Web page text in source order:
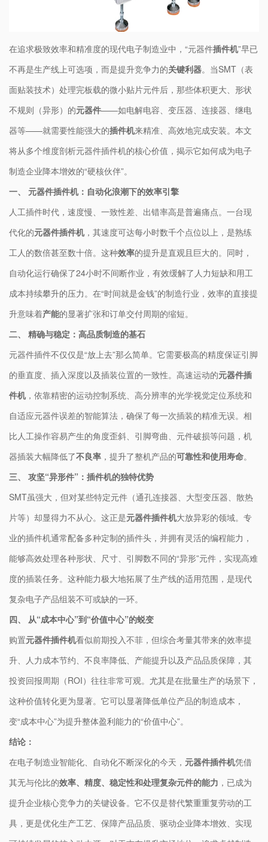
在追求极致效率和精准度的现代电子制造业中，“元器件插件机”早已
不再是生产线上可选项，而是提升竞争力的​​关键利器​​。当SMT（表
面贴装技术）处理完板载的微小贴片元件后，那些体积更大、形状
不规则（异形）的​​元器件​​——如电解电容、变压器、连接器、继电
器等——就需要性能强大的​​插件机​​来精准、高效地完成安装。本文
将从多个维度剖析元器件插件机的核心价值，揭示它如何成为电子
制造企业降本增效的“硬核伙伴”。
​一、 元器件插件机：自动化浪潮下的效率引擎​
人工插件时代，速度慢、一致性差、出错率高是普遍痛点。一台现
代化的​​元器件插件机​​，其速度可达每小时数千个点位以上，是熟练
工人的数倍甚至数十倍。这种​​效率​​的提升是直观且巨大的。同时，
自动化运行确保了24小时不间断作业，有效缓解了人力短缺和用工
成本持续攀升的压力。在“时间就是金钱”的制造行业，效率的直接提
升意味着​​产能​​的显著扩张和订单交付周期的缩短。
​二、 精确与稳定：高品质制造的基石​
元器件插件不仅仅是“放上去”那么简单。它需要极高的精度保证引脚
的垂直度、插入深度以及插装位置的一致性。高速运动的​​元器件插
件机​​，依靠精密的运动控制系统、高分辨率的光学视觉定位系统和
自适应元器件误差的智能算法，确保了每一次插装的精准无误。相
比人工操作容易产生的角度歪斜、引脚弯曲、元件破损等问题，机
器插装大幅降低了​​不良率​ ​，提升了整机产品的​​可靠性和使用寿命​​。
​三、 攻坚“异形件”：插件机的独特优势​
SMT虽强大，但对某些特定元件（通孔连接器、大型变压器、散热
片等）却显得力不从心。这正是​​元器件插件机​​大放异彩的领域。专
业的插件机通常配备多种定制的插件头，并拥有灵活的编程能力，
能够高效处理各种形状、尺寸、引脚数不同的“异形”元件，实现高难
度的插装任务。这种能力极大地拓展了生产线的适用范围，是现代
复杂电子产品组装不可或缺的一环。
​四、 从“成本中心”到“价值中心”的蜕变​
购置​​元器件插件机​​看似前期投入不菲，但综合考量其带来的效率提
升、人力成本节约、不良率降低、产能提升以及产品品质保障，其
投资回报周期（ROI）往往非常可观。尤其是在批量生产的场景下，
这种价值转化更为显著。它可以显著降低单位产品的制造成本，
变“成本中心”为提升整体盈利能力的“价值中心”。
​结论：​
在电子制造业智能化、自动化不断深化的今天，​ ​元器件插件机​​凭借
其无与伦比的​​效率、精度、稳定性和处理复杂元件的能力​ ​，已成为
提升企业核心竞争力的关键设备。它不仅是替代繁重重复劳动的工
具，更是优化生产工艺、保障产品品质、驱动企业降本增效、实现